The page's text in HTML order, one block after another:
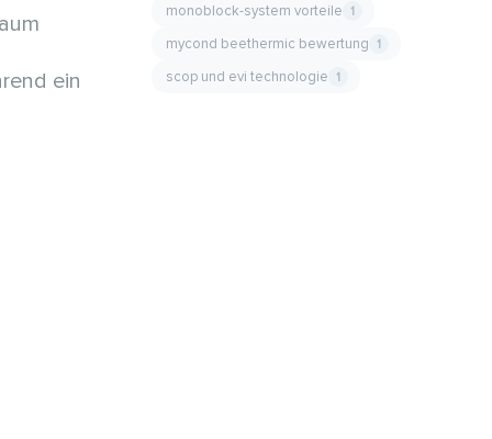
ein
monoblock-system vorteile 1
mycond beethermic bewertung 1
scop und evi technologie 1